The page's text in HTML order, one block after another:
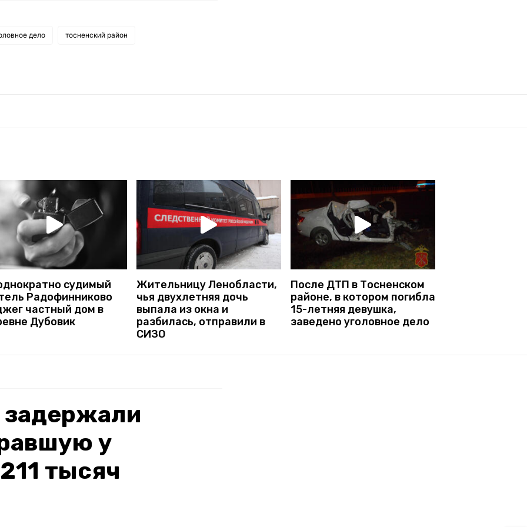
дело тосненский район
судимый
Радофинниково
частный дом в
Дубовик
Жительницу Ленобласти,
чья двухлетняя дочь
выпала из окна и
разбилась, отправили в
СИЗО
После ДТП в Тосненском
районе, в котором погибла
15-летняя девушка,
заведено уголовное дело
задержали
у
тысяч